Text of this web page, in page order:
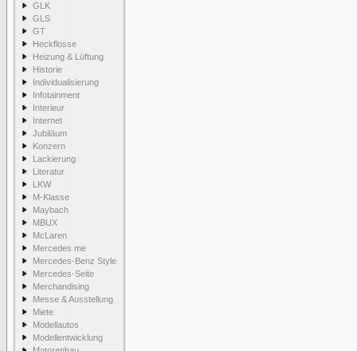
GLK
GLS
GT
Heckflosse
Heizung & Lüftung
Historie
Individualisierung
Infotainment
Interieur
Internet
Jubiläum
Konzern
Lackierung
Literatur
LKW
M-Klasse
Maybach
MBUX
McLaren
Mercedes me
Mercedes-Benz Style
Mercedes-Seite
Merchandising
Messe & Ausstellung
Miete
Modellautos
Modellentwicklung